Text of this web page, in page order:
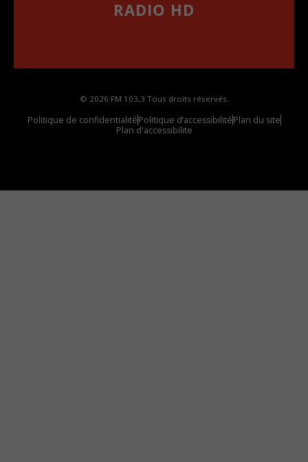
RADIO HD
© 2026 FM 103,3 Tous droits réservés.
Politique de confidentialitéPolitique d’accessibilitéPlan du site
Plan d'accessibilite